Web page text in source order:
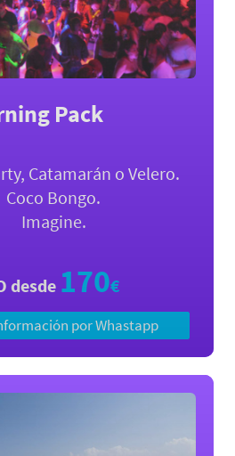
Pack
Catamarán o Velero.
Coco Bongo.
Imagine.
desde 170€
por Whastapp